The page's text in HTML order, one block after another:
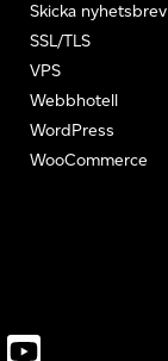
Skicka nyhetsbrev
SSL/TLS
VPS
Webbhotell
WordPress
WooCommerce